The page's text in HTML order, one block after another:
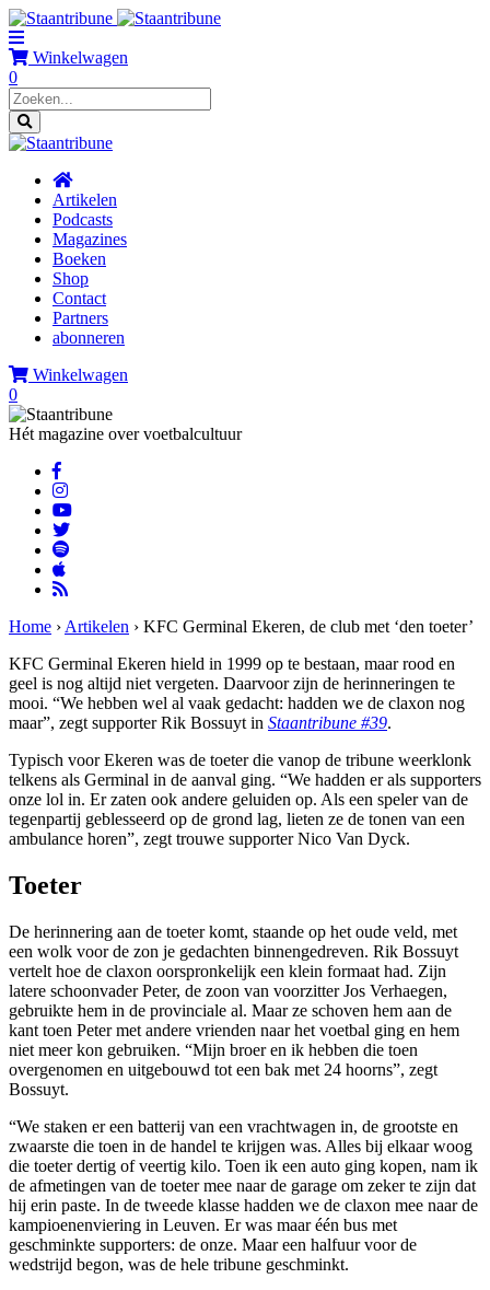
Winkelwagen
0
Artikelen
Podcasts
Magazines
Boeken
Shop
Contact
Partners
abonneren
Winkelwagen
0
Hét magazine over voetbalcultuur
Home › Artikelen › KFC Germinal Ekeren, de club met ‘den toeter’
KFC Germinal Ekeren hield in 1999 op te bestaan, maar rood en
geel is nog altijd niet vergeten. Daarvoor zijn de herinneringen te
mooi. “We hebben wel al vaak gedacht: hadden we de claxon nog
maar”, zegt supporter Rik Bossuyt in Staantribune #39.
Typisch voor Ekeren was de toeter die vanop de tribune weerklonk
telkens als Germinal in de aanval ging. “We hadden er als supporters
onze lol in. Er zaten ook andere geluiden op. Als een speler van de
tegenpartij geblesseerd op de grond lag, lieten ze de tonen van een
ambulance horen”, zegt trouwe supporter Nico Van Dyck.
Toeter
De herinnering aan de toeter komt, staande op het oude veld, met
een wolk voor de zon je gedachten binnengedreven. Rik Bossuyt
vertelt hoe de claxon oorspronkelijk een klein formaat had. Zijn
latere schoonvader Peter, de zoon van voorzitter Jos Verhaegen,
gebruikte hem in de provinciale al. Maar ze schoven hem aan de
kant toen Peter met andere vrienden naar het voetbal ging en hem
niet meer kon gebruiken. “Mijn broer en ik hebben die toen
overgenomen en uitgebouwd tot een bak met 24 hoorns”, zegt
Bossuyt.
“We staken er een batterij van een vrachtwagen in, de grootste en
zwaarste die toen in de handel te krijgen was. Alles bij elkaar woog
die toeter dertig of veertig kilo. Toen ik een auto ging kopen, nam ik
de afmetingen van de toeter mee naar de garage om zeker te zijn dat
hij erin paste. In de tweede klasse hadden we de claxon mee naar de
kampioenenviering in Leuven. Er was maar één bus met
geschminkte supporters: de onze. Maar een halfuur voor de
wedstrijd begon, was de hele tribune geschminkt.